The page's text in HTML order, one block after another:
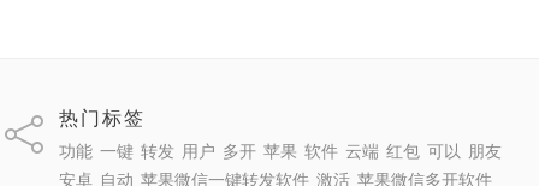
热门标签
功能 一键 转发 用户 多开 苹果 软件 云端 红包 可以 朋友
安卓 自动 苹果微信一键转发软件 激活 苹果微信多开软件